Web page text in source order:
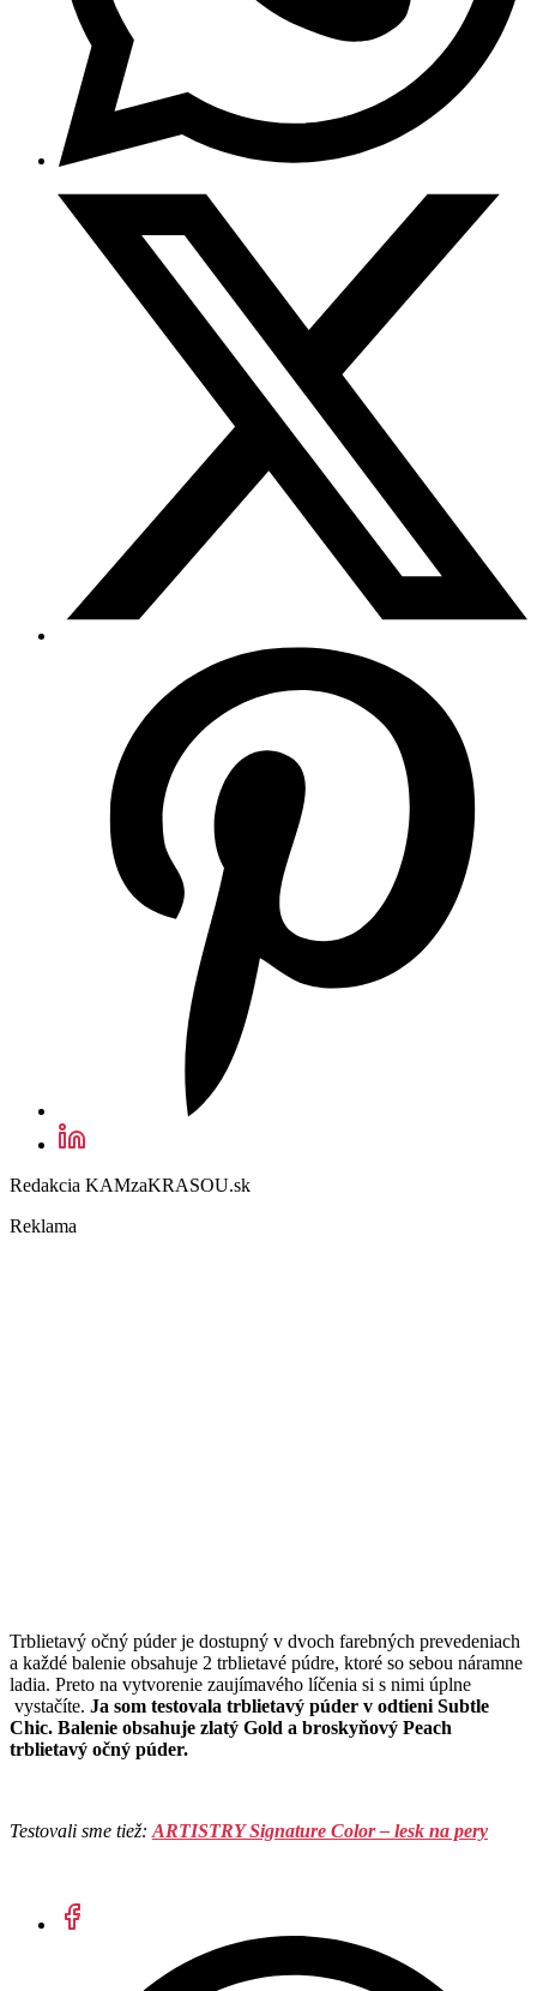
Redakcia KAMzaKRASOU.sk
Reklama
Trblietavý očný púder je dostupný v dvoch farebných prevedeniach
a každé balenie obsahuje 2 trblietavé púdre, ktoré so sebou náramne
ladia. Preto na vytvorenie zaujímavého líčenia si s nimi úplne
vystačíte. Ja som testovala trblietavý púder v odtieni Subtle
Chic. Balenie obsahuje zlatý Gold a broskyňový Peach
trblietavý očný púder.
Testovali sme tiež:ARTISTRY Signature Color – lesk na pery